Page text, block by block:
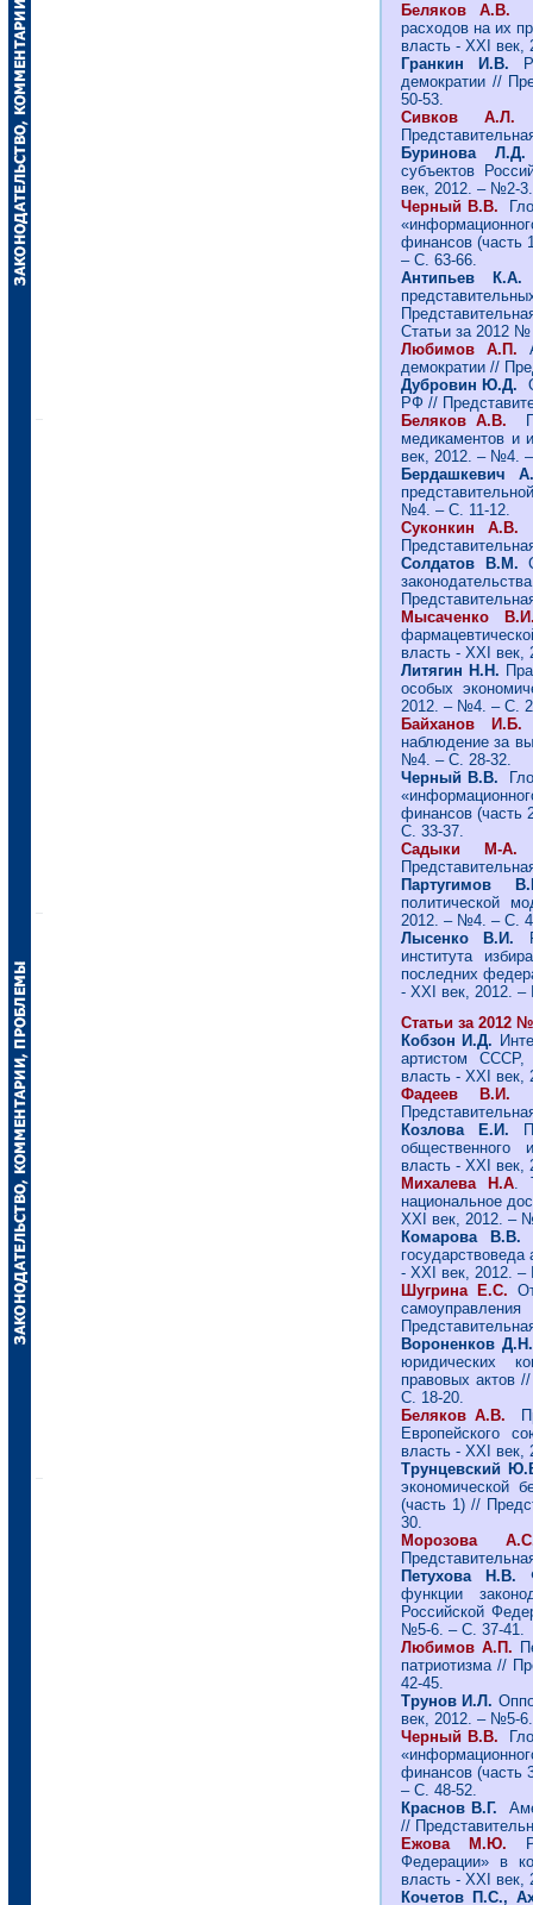
Беляков А.В.
расходов на их
власть - ХХI
Гранкин И.В.
демократии //
50-53.
Сивков
Буринова Л.Д.
субъектов
век, 2012. – №2-
Черный В.В.
финансов (часть
– С. 63-66.
Антипьев
Статьи за 2012 №
Любимов А.П.
демократии //
Дубровин Ю.Д.
РФ //
Беляков А.В.
медикаментов и
век, 2012. – №4.
Бердашкевич
№4. – С. 11-12.
Суконкин А.В.
Солдатов В.М.
Мысаченко
власть - ХХI
Литягин Н.Н.
особых
2012. – №4. – С.
Байханов
наблюдение за
№4. – С. 28-32.
Черный В.В.
финансов (часть
С. 33-37.
Садыки М-А.
Партугимов
политической
2012. – №4. – С.
Лысенко В.И.
института
последних
- ХХI век, 2012.
Статьи за 2012 №
Кобзон И.Д.
артистом СССР,
власть - ХХI
Фадеев В.И.
Козлова Е.И.
общественного
власть - ХХI
Михалева Н.А.
национальное
ХХI век, 2012. –
Комарова
- ХХI век, 2012.
Шугрина Е.С.
Вороненков
юридических
правовых актов
С. 18-20.
Беляков А.В.
Европейского
власть - ХХI
Трунцевский
экономической
(часть 1) //
30.
Морозова
Петухова Н.В.
функции
Российской
№5-6. – С. 37-41.
Любимов А.П.
патриотизма //
42-45.
Трунов И.Л.
век, 2012. – №5-
Черный В.В.
финансов (часть
– С. 48-52.
Краснов В.Г.
//
Ежова М.Ю.
Федерации» в
власть - ХХI
Кочетов П.С.,